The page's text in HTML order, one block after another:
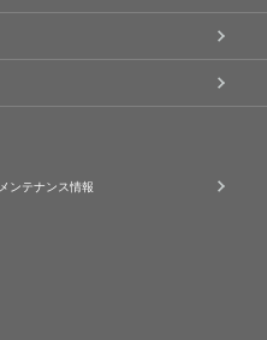
メンテナンス情報